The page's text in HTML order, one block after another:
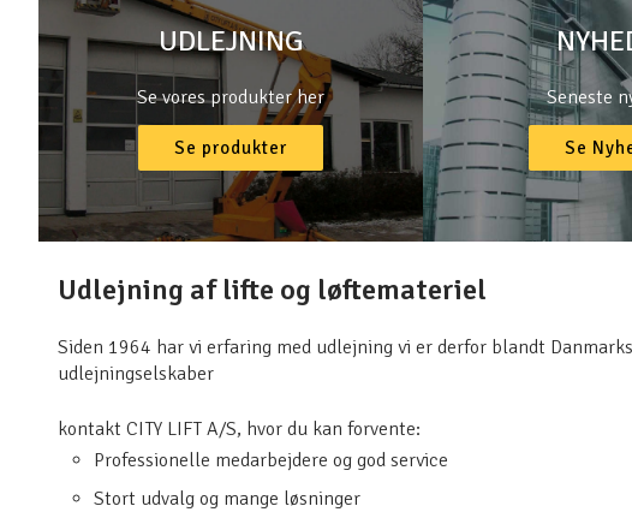
UDLEJNING
Se vores produkter her
Se produkter
Seneste
Se
Udlejning af lifte og løftemateriel
Siden 1964 har vi erfaring med udlejning vi er derfor blandt
udlejningselskaber
kontakt CITY LIFT A/S, hvor du kan forvente:
Professionelle medarbejdere og god service
Stort udvalg og mange løsninger